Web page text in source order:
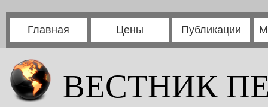
Главная Цены Публикации
ВЕСТНИК